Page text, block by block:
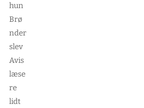
hun
Brø
nder
slev
Avis
læse
re
lidt